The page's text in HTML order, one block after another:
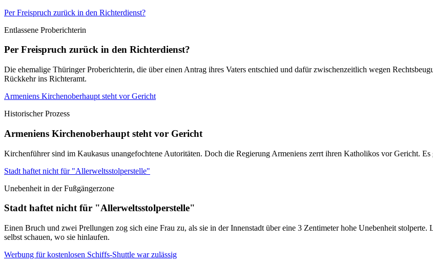
Per Freispruch zurück in den Richterdienst?
Entlassene Proberichterin
Per Freispruch zurück in den Richterdienst?
Die ehemalige Thüringer Proberichterin, die über einen Antrag ihres Vaters entschied und dafür zwischenzeitlich wegen
Rückkehr ins Richteramt.
Armeniens Kirchenoberhaupt steht vor Gericht
Historischer Prozess
Armeniens Kirchenoberhaupt steht vor Gericht
Kirchenführer sind im Kaukasus unangefochtene Autoritäten. Doch die Regierung Armeniens zerrt ihren Katholikos vor Gericht.
Stadt haftet nicht für "Allerweltsstolperstelle"
Unebenheit in der Fußgängerzone
Stadt haftet nicht für "Allerweltsstolperstelle"
Einen Bruch und zwei Prellungen zog sich eine Frau zu, als sie in der Innenstadt über eine 3 Zentimeter hohe Unebenheit
selbst schauen, wo sie hinlaufen.
Werbung für kostenlosen Schiffs-Shuttle war zulässig